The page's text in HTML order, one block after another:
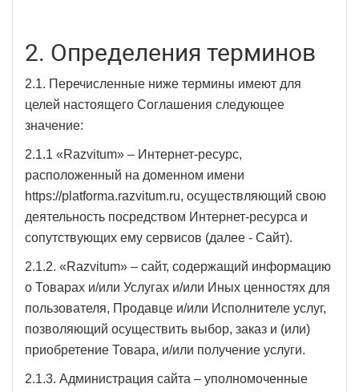
2. Определения терминов
2.1. Перечисленные ниже термины имеют для
целей настоящего Соглашения следующее
значение:
2.1.1 «Razvitum» – Интернет-ресурс,
расположенный на доменном имени
https://platforma.razvitum.ru, осуществляющий свою
деятельность посредством Интернет-ресурса и
сопутствующих ему сервисов (далее - Сайт).
2.1.2. «Razvitum» – сайт, содержащий информацию
о Товарах и/или Услугах и/или Иных ценностях для
пользователя, Продавце и/или Исполнителе услуг,
позволяющий осуществить выбор, заказ и (или)
приобретение Товара, и/или получение услуги.
2.1.3. Администрация сайта – уполномоченные